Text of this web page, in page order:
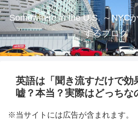
Somewhere in the U.S. ～NYC
するブログ
英語は「聞き流すだけで効
嘘？本当？実際はどっちな
※当サイトには広告が含まれます。